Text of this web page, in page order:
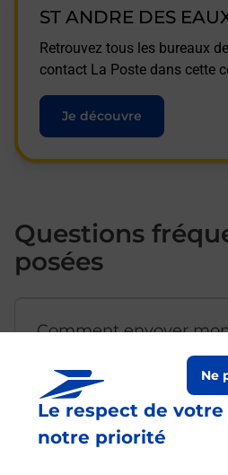
Le respect de
notre priorité
Ne
ST ANDRE DES
Retrouvez tous les bureaux
contact La Poste dans cette
Je découvre
Questions
posées
Comment envoyer
Est-il possible
emballage directement